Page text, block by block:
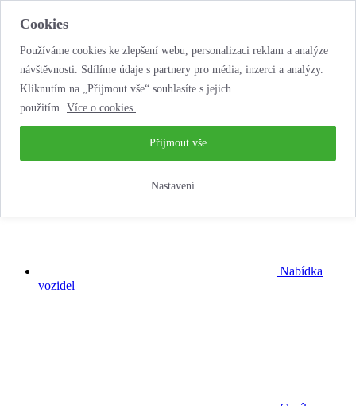
Cookies
Používáme cookies ke zlepšení webu, personalizaci reklam a analýze
návštěvnosti. Sdílíme údaje s partnery pro média, inzerci a analýzy.
Kliknutím na „Přijmout vše“ souhlasíte s jejich
použitím. Více o cookies.
Nastavení
Přijmout vše
Nabídka
vozidel